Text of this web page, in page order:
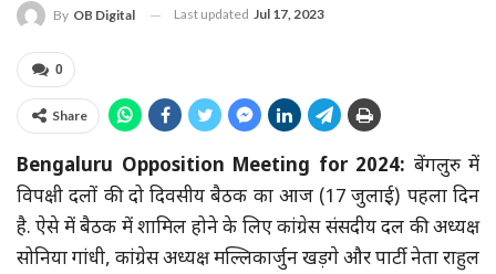
By OB Digital Last updated Jul 17, 2023
0
Share
Bengaluru Opposition Meeting for 2024: बेंगलुरु में
विपक्षी दलों की दो दिवसीय बैठक का आज (17 जुलाई) पहला दिन
है. ऐसे में बैठक में शामिल होने के लिए कांग्रेस संसदीय दल की अध्यक्ष
सोनिया गांधी, कांग्रेस अध्यक्ष मल्लिकार्जुन खड़गे और पार्टी नेता राहुल